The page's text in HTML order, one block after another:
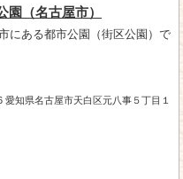
園（名古屋市）
にある都市公園（街区公園）で
愛知県名古屋市天白区元八事５丁目１